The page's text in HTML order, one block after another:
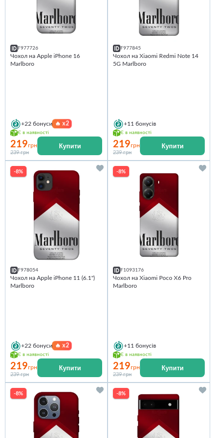
F977726
Чохол на Apple iPhone 16
Marlboro
+22 бонуси 🔥x2
Є в наявності
219грн
239 грн
Купити
F977845
Чохол на Xiaomi Redmi Note 14
5G Marlboro
+11 бонусів
Є в наявності
219грн
239 грн
Купити
-8%
F978054
Чохол на Apple iPhone 11 (6.1")
Marlboro
+22 бонуси 🔥x2
Є в наявності
219грн
239 грн
Купити
-8%
F1093176
Чохол на Xiaomi Poco X6 Pro
Marlboro
+11 бонусів
Є в наявності
219грн
239 грн
Купити
-8% -8%